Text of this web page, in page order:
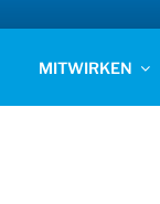
MITWIRKEN